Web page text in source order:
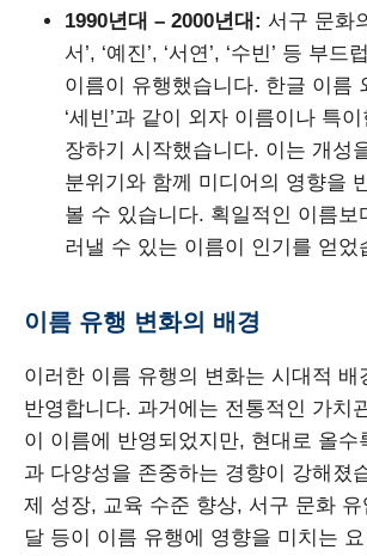
1990년대 – 2000년대: 서구 문화
서’, ‘예진’, ‘서연’, ‘수빈’ 등 부
이름이 유행했습니다. 한글 이름
‘세빈’과 같이 외자 이름이나 특
장하기 시작했습니다. 이는 개성
분위기와 함께 미디어의 영향을
볼 수 있습니다. 획일적인 이름보
러낼 수 있는 이름이 인기를 얻었
이름 유행 변화의 배경
이러한 이름 유행의 변화는 시대적 배
반영합니다. 과거에는 전통적인 가치
이 이름에 반영되었지만, 현대로 올수
과 다양성을 존중하는 경향이 강해졌
제 성장, 교육 수준 향상, 서구 문화
달 등이 이름 유행에 영향을 미치는